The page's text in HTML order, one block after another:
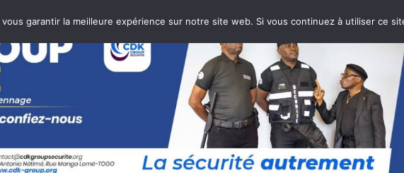
garantir la meilleure expérience sur notre site web. Si vous continuez à utiliser ce